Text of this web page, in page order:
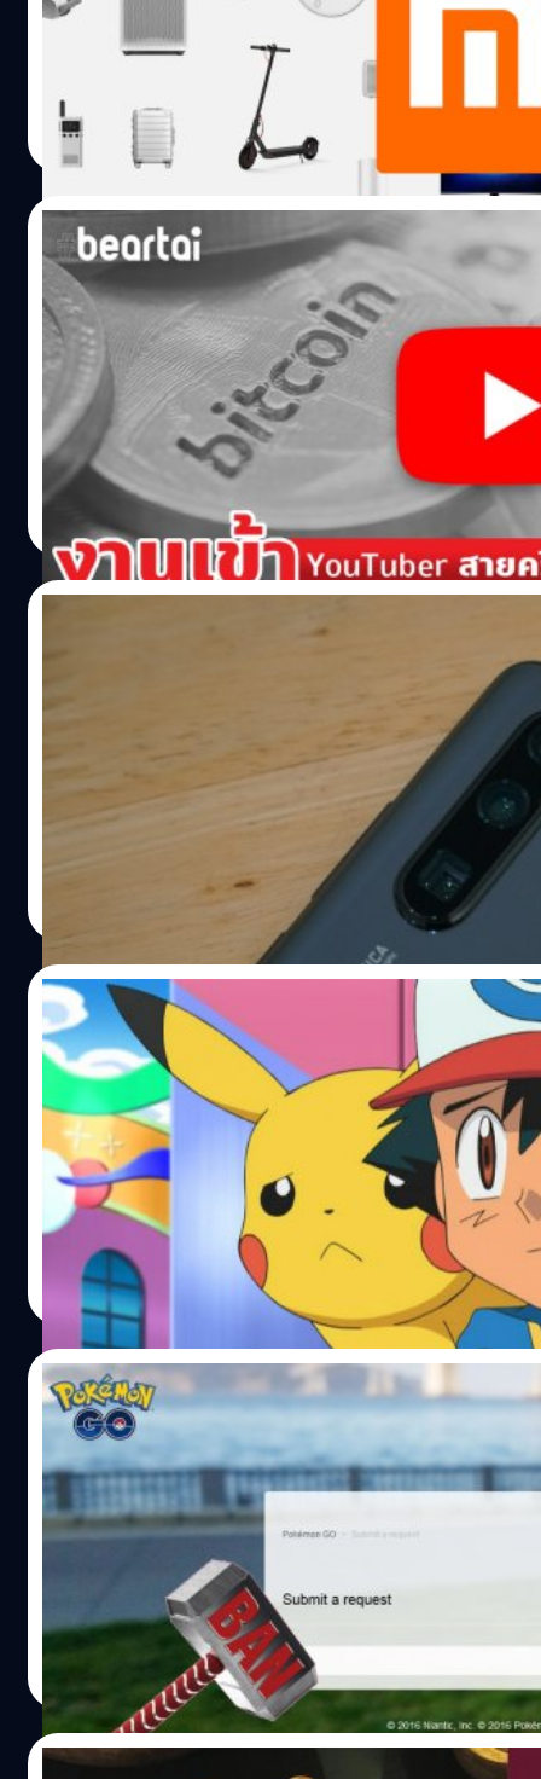
เพิ่มบริษัทจีนอีก 9 บริษัทเข้าบัญชีดำ โดยมี Xiaomi ผู้ผลิตสม
และอุปกรณ์ IoT ชื่อดัง และบริษัทผลิตเครื่องบิน Comac ติด
ซึ่งสาเหตุในการแบนครั้งนี้ เกี่ยวข้องการกับที่สหรัฐมองว่า
บริษัทที่เกี่ยวข้องกับพรรคคอมมิวนิสต์จีน โดยกระทรวงกลาโ
ได้เผยชื่อบริษัทที่เกี่ยวข้องกับพรรคคอมมิวนิสต์จีน 9 บริษัทคือ
LKCO, Xiaomi, Beijing Zhongguancun Development
Center, GOWIN Semiconductor Corp, GCAC, GTCOM,
COMAC เมื่อมีประกาศนี้ออกมา ทำให้นักลงทุนสหรัฐไม่สามา
กับ 9 บริษัทที่อยู่ในรายชื่อนี้ได้ และต้องถอนการลงทุนออกภา
11 พ.ย. 2021 นี้ ซึ่ง Qualcomm ก็เป็นหนึ่งในผู้ลงทุนให้
ก็ต้องดูกันต่อไปว่ามาตรการนี้จะรุนแรงเท่ากับที่ Huawei โดน
สามารถใช้เทคโนโลยีที่เกี่ยวข้องกับสหรัฐฯ ได้ทั้งหมดหรือไม่
XDA,…
เอกพล ชูเชิด| 2028 days ago
Read More
25/12/2019
YouTuber สายคริปโตงานเข้ารับคริสต์มาส!
YouTube ไล่ลบคลิปเงินสกุลดิจิทัล
ถือเป็นข่าวใหญ่และข่าวด่วนมากเมื่อ CrytoNews รวมถึงสื่อต่
รายงานข่าวว่า YouTube เริ่มทำการบล๊อก และ ลบวิดีโอในช่อง
ของ YouTuber หลายรายที่ทำวิดีโอที่มีเนื้อหาเกี่ยวกับเงินสกุ
ข่าวนี้ได้มีการส่งต่อแพร่กระจายออกไปอย่างรวดเร็วใน
Reddit โดยหนึ่งใน YouTuber สายคริปโตฯ คนแรก ๆ ที่เริ่มสัง
ความผิดปกติในช่องของตัวเองจากการแบนในครั้งนี้ก็คือ Ben
Marketing Director ของ Bull Bitcoin และเขายังมีช่อง
ความรู้และข้อมูลเกี่ยวกับ Cryptocurrency ซึ่งเขาทำมากว่า 3
และมีจำนวนผู้ติดตามมากกว่า 31,500 คน นอกจากนี้ยังมี
รายอื่น ๆ อีกหลายรายที่ทำเนื้อหาเกี่ยวกับคริปโตหรือเงินดิจิทั
Chris Dunn ซึ่งเป็น content creator ที่มีชื่อเสียงในวงการคริ
ก็ทวีตว่าวิดีโอของเขาก็ถูกบล๊อกด้วยเหตุผลในลักษณะเดียวกัน
https://twitter.com/ChrisDunnTV/status/
ส่วนช่อง YouTube ของ Ivan…
Eddie Paradorn | 2415 days ago
Read More
เคราะห์ซ้ำกรรมซัด Huawei ถูกถอดจากสมาค
อัปเดต: ชื่อของหัวเว่ยกลับมาแล้ว ที่ผ่านมาถูกถอดชื่อออกเพร
สมาคมต่างๆ ต้องการเช็คให้ชัวร์กับคำสั่งรัฐบาล สัปดาห์ที่ผ่า
เป็นสัปดาห์ที่ยากลำบากมากสำหรับ Huawei ทั้งการถูกใส่ราย
Entity List และการถูกบังคับให้ตัดขาดความสัมพันธ์กับผู้ผลิ
บริษัทสัญชาติอเมริกันต่างๆ ที่ Huawei ทำธุรกิจด้วย (ซึ่งจะเกิ
นี้ หลังจบกรอบ 90 วันที่สหรัฐฯ ยืดเวลาให้) โดยไม่กี่วันที่ก่อน
Association สมาคมที่รับผิดชอบการพัฒนา มาตรฐานการ์ด
รู้จักกันในชื่อ SD Card, MicroSD Card) และออกใบอนุญาตโล
เครื่องหมายการค้าให้กับบริษัทอื่นได้ลบ Huawei ออกจากรา
สมาชิก และไม่เพียงเท่านี้ ทางมาตรฐาน Wi-Fi ก็ได้ออกมาทำ
ชื่อ Huawei ออกจากสมาชิกเช่นเดียวกันกับมาตรฐาน USB-IF
Bluetooth-SIG ซึ่งเป็นองค์กรไม่แสวงผลกำไรก็ออกมาร่วมแ
Huawei ด้วยเช่นกัน สิ่งที่เกิดขึ้นหลังจาก Huawei โดนถอดชื่
ใบอนุญาตเหล่านี้ Huawei จะไม่มีสิทธิ์ออกเสียงการพัฒนามา
WiFi จนกว่าจะกลับมาเป็นสมาชิกสมาคม WiFi อีกครั้ง (แต่ยั
Cholly Wachananont | 2627 days ago
22/08/2016
เดี๋ยวๆ! ผู้เล่น Pokemon Go ถูกแบนเพราะดันไ
มากกว่าปกติภายในวันเดียว
ถือซะว่าเป็นการพิสูจน์ระบบการแบนของ Niantic ละกันนะครั
เสถียรแค่ไหน เพราะล่าสุดนั้นเกมเมอร์สายฮาร์ดคอร์อย่าง
Derocher อยากจะพิสูจน์ให้ผู้เล่น Pokemon Go ด้วยกันเห็นว่
วิธีได้ XP ในเกมเหยียบล้านภายในวันเดียวนะ!
warayoot chertsrichookret| 3635 days ago
Read More
07/08/2016
แก้เผ็ดสายมุด !! แจ้งแบนคนโกง Pokemon
ง่าย ๆ ตามนี้เลย !!
คุณเบื่อไหม? มาวันแรกปุ๊ปก็เจอพวก Pokemon เทพ ๆ CP สูง
1000+ แทบทุกยิม !? งานนี้คนที่เล่นปกติก็ได้แต่มองตาละห้อย
เพราะทำอะไรไม่ได้ ทางทีมงานแบไต๋เราขอแนะนำวิธีการแก้เ
โกงพวกนี้ง่าย ๆ โดยการแจ้งแบนมันซะเลยยังไงล่ะ ฮ่าฮ่าฮ่า !!
Totsapon Kritsadangphorn| 3651 days ago
06/04/2016